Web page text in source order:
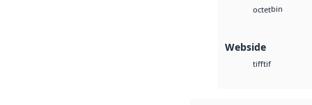
octetbin
Webside
tifftif